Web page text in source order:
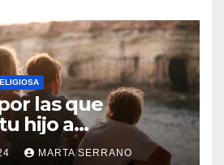
N
T
A
R
I
O
O
H
A
Y
las que
hijo a
MARTA SERRANO